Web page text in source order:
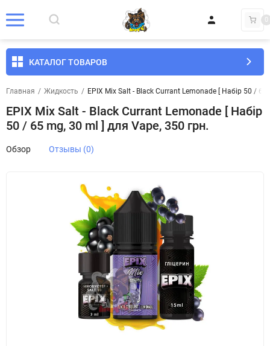
0
КАТАЛОГ ТОВАРОВ
Главная / Жидкость / EPIX Mix Salt - Black Currant Lemonade [ Набір 50 /
EPIX Mix Salt - Black Currant Lemonade [ Набір
50 / 65 mg, 30 ml ] для Vape, 350 грн.
Обзор Отзывы (0)